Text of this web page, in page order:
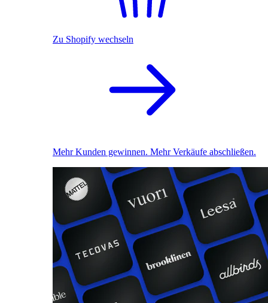
Zu Shopify wechseln
Mehr Kunden gewinnen. Mehr Verkäufe abschließen.